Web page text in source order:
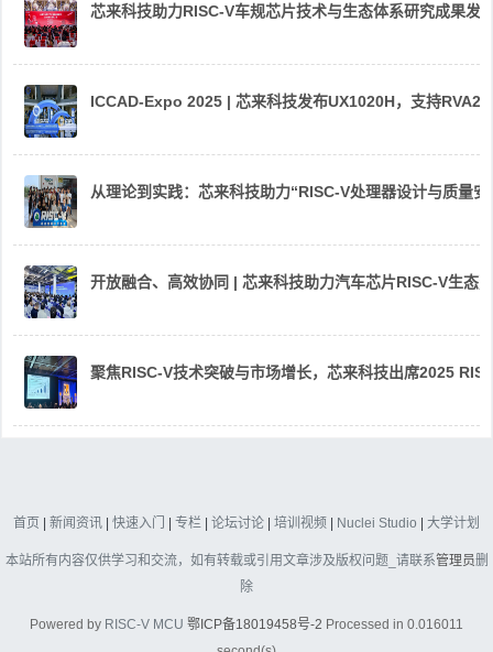
芯来科技助力RISC-V车规芯片技术与生态体系研究成果发
ICCAD-Expo 2025 | 芯来科技发布UX1020H，支持
从理论到实践：芯来科技助力“RISC-V处理器设计与质量
开放融合、高效协同 | 芯来科技助力汽车芯片RISC-V生态
聚焦RISC-V技术突破与市场增长，芯来科技出席2025
首页 新闻资讯 快速入门 专栏 论坛讨论 培训视频 Nuclei Studio 大学计划
本站所有内容仅供学习和交流，如有转载或引用文章涉及版权问题_请联系管理员删
除
Powered by RISC-V MCU 鄂ICP备18019458号-2 Processed in 0.016011